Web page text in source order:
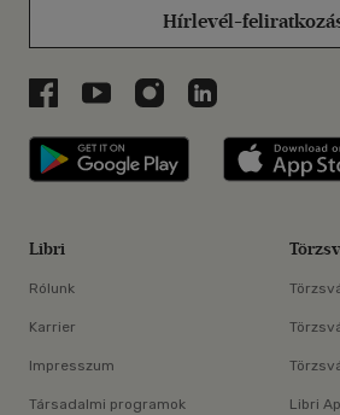
Hírlevél-
Libri a Facebookon
Libri a Youtube-on
Libri az Instagramon
Libri a
Libri applikáció
Libri
Rólunk
Karrier
Impresszum
Társadalmi programok Libri